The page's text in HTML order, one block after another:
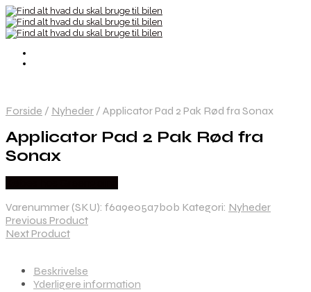
Forside / Nyheder / Applicator Pad 2 Pak Rød fra Sonax
Applicator Pad 2 Pak Rød fra
Sonax
Varenummer (SKU): f6a9e05a7b0b Kategori: Nyheder
Previous Product
Next Product
Beskrivelse
Yderligere information